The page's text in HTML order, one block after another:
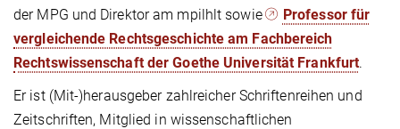
der MPG und Direktor am mpilhlt sowie
Professor für
vergleichende Rechtsgeschichte am Fachbereich
Rechtswissenschaft der Goethe Universität Frankfurt.
Er ist (Mit-)herausgeber zahlreicher Schriftenreihen und
Zeitschriften, Mitglied in wissenschaftlichen